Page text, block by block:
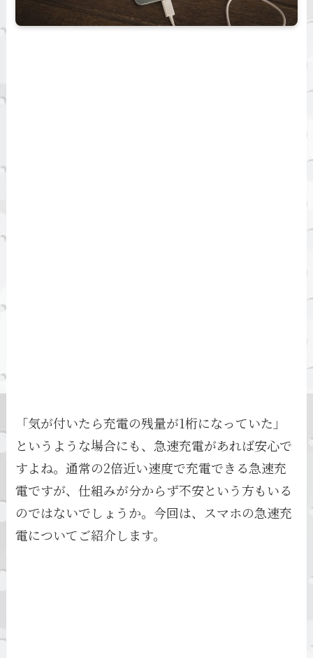
「気が付いたら充電の残量が1桁になっていた」
というような場合にも、急速充電があれば安心で
すよね。通常の2倍近い速度で充電できる急速充
電ですが、仕組みが分からず不安という方もいる
のではないでしょうか。今回は、スマホの急速充
電についてご紹介します。